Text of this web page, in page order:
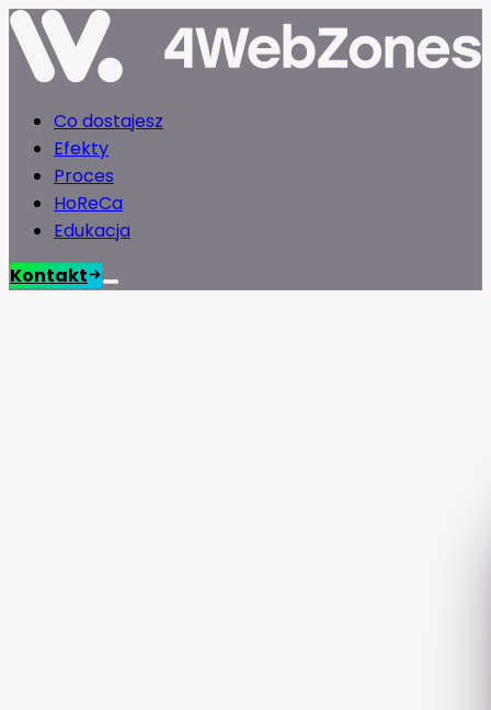
Co dostajesz
Efekty
Proces
HoReCa
Edukacja
Kontakt